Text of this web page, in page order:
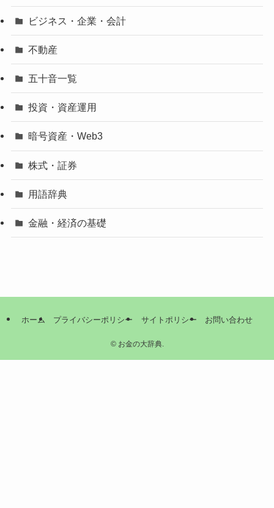
ビジネス・企業・会計
不動産
五十音一覧
投資・資産運用
暗号資産・Web3
株式・証券
用語辞典
金融・経済の基礎
ホーム プライバシーポリシー サイトポリシー お問い合わせ
©お金の大辞典.